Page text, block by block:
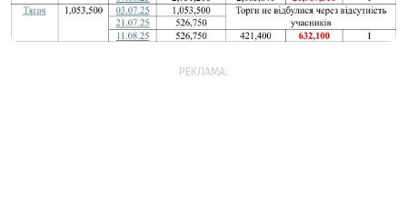
РЕКЛАМА: